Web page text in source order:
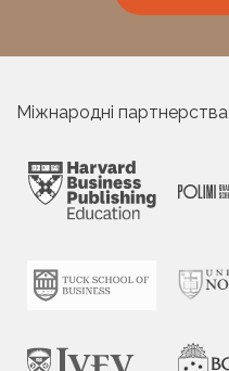
Міжнародні партнерства